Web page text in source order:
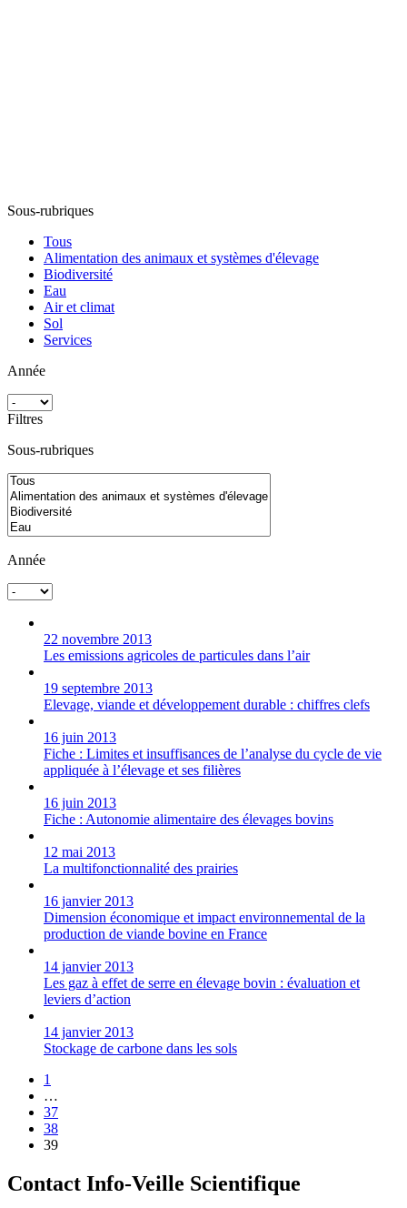
Sous-rubriques
Tous
Alimentation des animaux et systèmes d'élevage
Biodiversité
Eau
Air et climat
Sol
Services
Année
Filtres
Sous-rubriques
Année
22 novembre 2013
Les emissions agricoles de particules dans l’air
19 septembre 2013
Elevage, viande et développement durable : chiffres clefs
16 juin 2013
Fiche : Limites et insuffisances de l’analyse du cycle de vie
appliquée à l’élevage et ses filières
16 juin 2013
Fiche : Autonomie alimentaire des élevages bovins
12 mai 2013
La multifonctionnalité des prairies
16 janvier 2013
Dimension économique et impact environnemental de la
production de viande bovine en France
14 janvier 2013
Les gaz à effet de serre en élevage bovin : évaluation et
leviers d’action
14 janvier 2013
Stockage de carbone dans les sols
1
…
37
38
39
Contact Info-Veille Scientifique